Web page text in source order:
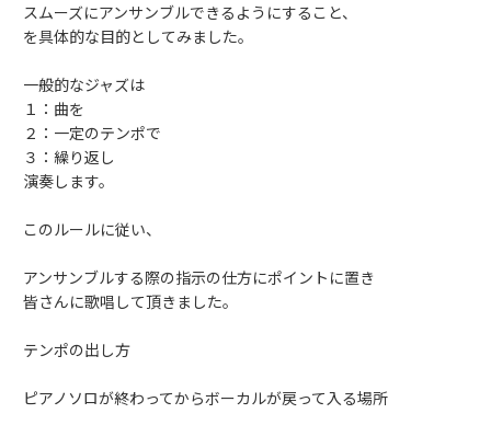
スムーズにアンサンブルできるようにすること、
を具体的な目的としてみました。
一般的なジャズは
１：曲を
２：一定のテンポで
３：繰り返し
演奏します。
このルールに従い、
アンサンブルする際の指示の仕方にポイントに置き
皆さんに歌唱して頂きました。
テンポの出し方
ピアノソロが終わってからボーカルが戻って入る場所